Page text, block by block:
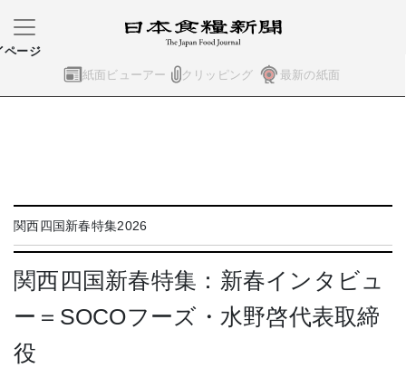
紙面ビューアー クリッピング 最新の紙面
ページ
関西四国新春特集2026
関西四国新春特集：新春インタビュ
ー＝SOCOフーズ・水野啓代表取締
役